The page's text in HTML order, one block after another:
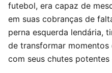
futebol, era capaz de
em suas cobranças de
perna esquerda lendária,
de transformar
com seus chutes